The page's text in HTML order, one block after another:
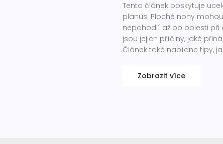
Tento článek poskytuje
planus. Ploché nohy
nepohodlí až po bolesti při
jsou jejich příčiny, jaké
Článek také nabídne tipy,
Zobrazit více